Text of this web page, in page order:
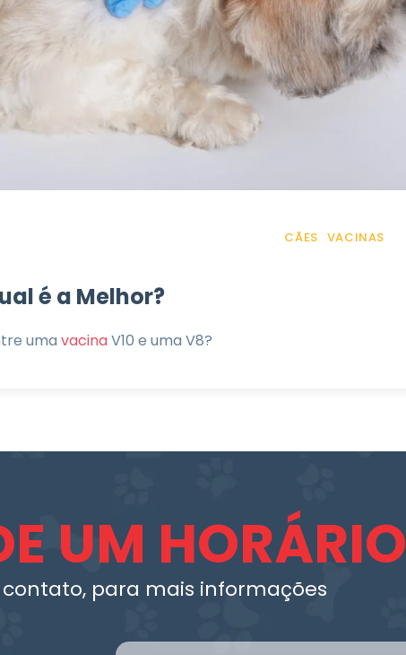
CÃES VACINAS
é a Melhor?
uma vacinaV10 e uma V8?
UM HORÁRIO
para mais informações